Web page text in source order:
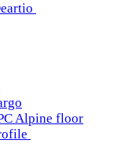
Alpine floor